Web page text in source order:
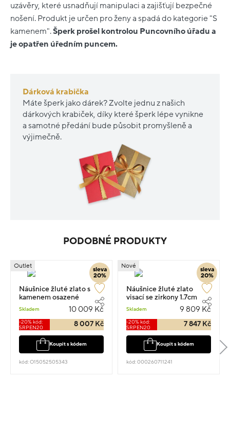
uzávěry, které usnadňují manipulaci a zajišťují bezpečné
nošení. Produkt je určen pro ženy a spadá do kategorie "S
kamenem".Šperk prošel kontrolou Puncovního úřadu a
je opatřen úředním puncem.
Dárková krabička
Máte šperk jako dárek? Zvolte jednu z našich
dárkových krabiček, díky které šperk lépe vynikne
a samotné předání bude působit promyšleně a
výjimečně.
PODOBNÉ PRODUKTY
sleva
20%
Outlet
Náušnice žluté zlato s
kamenem osazené
zirkony visací 1.2cm 2.65g
Skladem 10 009 Kč
-20% kód:
SRPEN20
8 007 Kč
Koupit s kódem
kód: O15052505343
sleva
20%
Nové
Náušnice žluté zlato
visací se zirkony 1.7cm
Skladem 9 809 Kč
-20% kód:
SRPEN20
7 847 Kč
Koupit s kódem
kód: 000260711241